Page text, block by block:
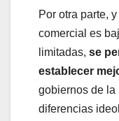
Por otra parte,
comercial es
limitadas, se
establecer
gobiernos de la
diferencias